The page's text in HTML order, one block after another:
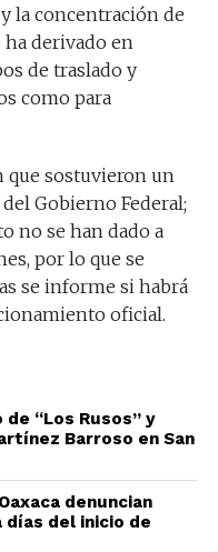
la concentración de
ha derivado en
de traslado y
como para
sostuvieron un
Gobierno Federal;
no se han dado a
por lo que se
se informe si habrá
oficial.
de “Los Rusos” y
Barroso en San
denuncian
del inicio de